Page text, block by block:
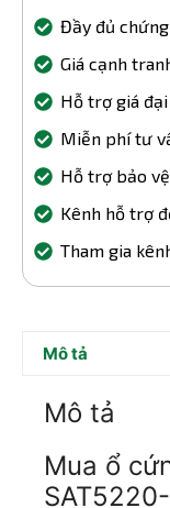
Đầy đủ chứng
Giá cạnh
Hỗ trợ giá
Miễn phí tư
Hỗ trợ bảo
Kênh hỗ trợ
Tham gia
Mô tả
Mô tả
Mua ổ